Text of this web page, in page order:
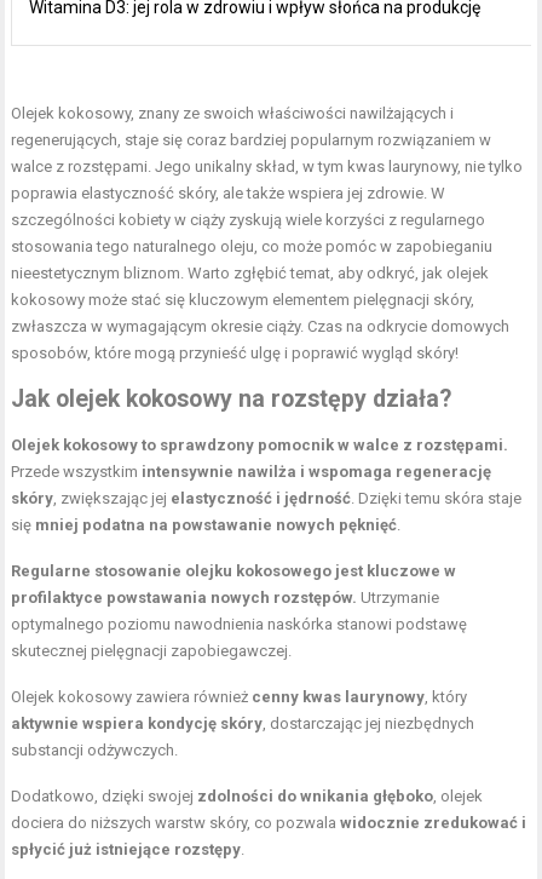
Witamina D3: jej rola w zdrowiu i wpływ słońca na produkcję
Olejek kokosowy, znany ze swoich właściwości nawilżających i
regenerujących, staje się coraz bardziej popularnym rozwiązaniem w
walce z rozstępami. Jego unikalny skład, w tym kwas laurynowy, nie tylko
poprawia elastyczność skóry, ale także wspiera jej zdrowie. W
szczególności kobiety w ciąży zyskują wiele korzyści z regularnego
stosowania tego naturalnego oleju, co może pomóc w zapobieganiu
nieestetycznym bliznom. Warto zgłębić temat, aby odkryć, jak olejek
kokosowy może stać się kluczowym elementem pielęgnacji skóry,
zwłaszcza w wymagającym okresie ciąży. Czas na odkrycie domowych
sposobów, które mogą przynieść ulgę i poprawić wygląd skóry!
Jak olejek kokosowy na rozstępy działa?
Olejek kokosowy to sprawdzony pomocnik w walce z rozstępami.
Przede wszystkim intensywnie nawilża i wspomaga regenerację
skóry , zwiększając jej elastyczność i jędrność . Dzięki temu skóra staje
się mniej podatna na powstawanie nowych pęknięć
Regularne stosowanie olejku kokosowego jest kluczowe w
profilaktyce powstawania nowych rozstępów. Utrzymanie
optymalnego poziomu nawodnienia naskórka stanowi podstawę
skutecznej pielęgnacji zapobiegawczej.
Olejek kokosowy zawiera również cenny kwas laurynowy , który
aktywnie wspiera kondycję skóry , dostarczając jej niezbędnych
substancji odżywczych.
Dodatkowo, dzięki swojej zdolności do wnikania głęboko , olejek
dociera do niższych warstw skóry, co pozwalawidocznie zredukować i
spłycić już istniejące rozstępy